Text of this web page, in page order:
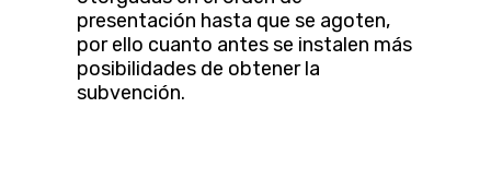
presentación hasta que se agoten,
por ello cuanto antes se instalen más
posibilidades de obtener la
subvención.